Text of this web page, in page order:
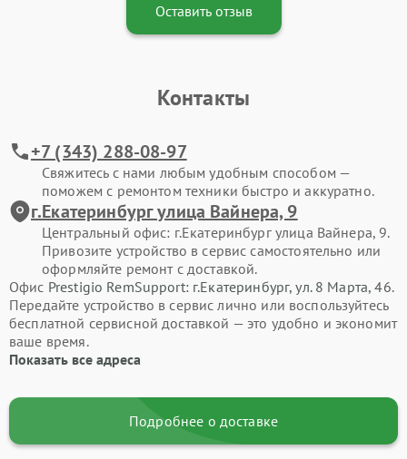
Оставить отзыв
Контакты
+7 (343) 288-08-97
Свяжитесь с нами любым удобным способом —
поможем с ремонтом техники быстро и аккуратно.
г.Екатеринбург улица Вайнера, 9
Центральный офис: г.Екатеринбург улица Вайнера, 9.
Привозите устройство в сервис самостоятельно или
оформляйте ремонт с доставкой.
Офис Prestigio RemSupport: г.Екатеринбург, ул. 8 Марта, 46.
Передайте устройство в сервис лично или воспользуйтесь
бесплатной сервисной доставкой — это удобно и экономит
ваше время.
Показать все адреса
Подробнее о доставке